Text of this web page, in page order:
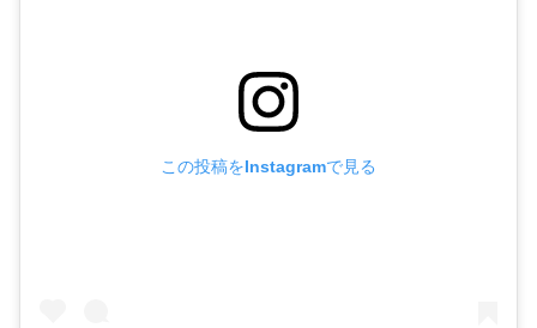
この投稿をInstagramで見る